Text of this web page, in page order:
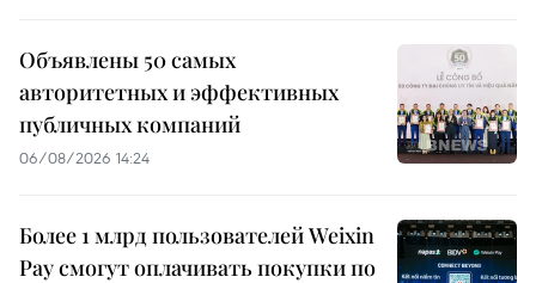
Объявлены 50 самых
авторитетных и эффективных
публичных компаний
06/08/2026 14:24
Более 1 млрд пользователей Weixin
Pay смогут оплачивать покупки по